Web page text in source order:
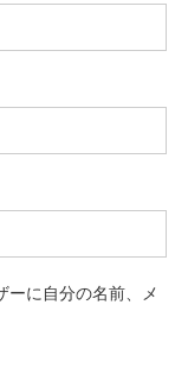
ーに自分の名前、メ